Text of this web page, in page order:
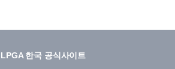
LPGA 한국 공식사이트